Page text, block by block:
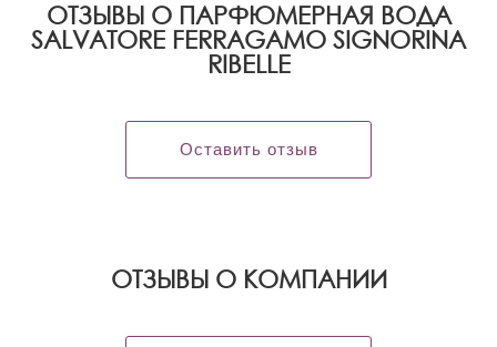
ОТЗЫВЫ О ПАРФЮМЕРНАЯ ВОДА
SALVATORE FERRAGAMO SIGNORINA
RIBELLE
Оставить отзыв
OТЗЫВЫ О КОМПАНИИ